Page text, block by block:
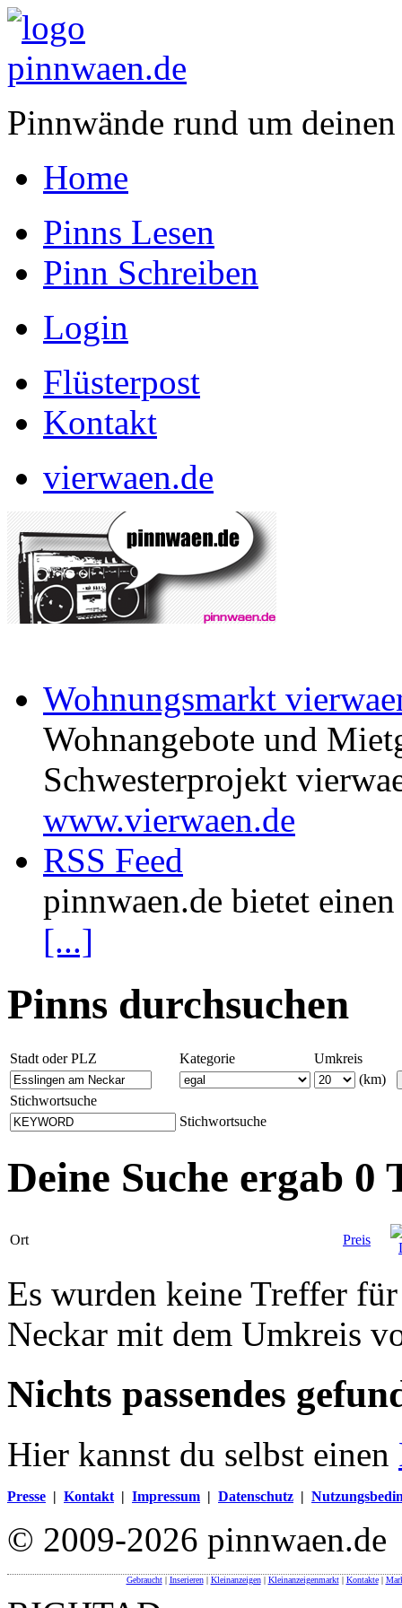
Pinnwände rund um
Home
Pinns Lesen
Pinn Schreiben
Login
Flüsterpost
Kontakt
vierwaen.de
Wohnungsmarkt
Wohnangebote und
Schwesterprojekt
www.vierwaen.de
RSS Feed
pinnwaen.de bietet
[...]
Pinns durchsuchen
Stadt oder PLZ Kategorie
Umkreis
(km)
Stichwortsuche
Stichwortsuche
Deine Suche ergab 0
Ort Preis
Es wurden keine Treffer
Neckar mit dem Umkreis
Nichts passendes
Hier kannst du selbst einen
Presse | Kontakt | Impressum | Datenschutz |
© 2009-2026 pinnwaen.de
Gebraucht| Inserieren| Kleinanzeigen| Kleinanzeigenmarkt| Kontakte|